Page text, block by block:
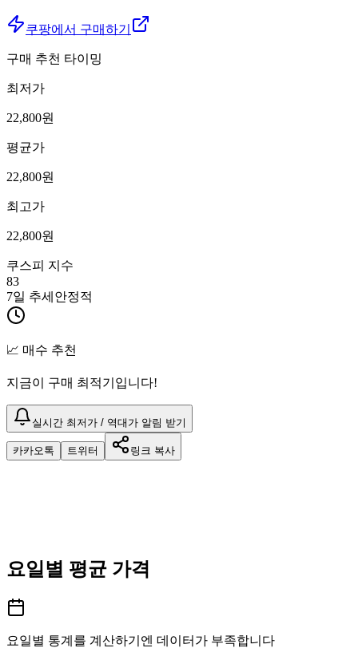
쿠팡에서 구매하기
구매 추천 타이밍
최저가
22,800원
평균가
22,800원
최고가
22,800원
쿠스피 지수
83
7일 추세 안정적
📈 매수 추천
지금이 구매 최적기입니다!
실시간 최저가 / 역대가 알림 받기
카카오톡 트위터 링크 복사
요일별 평균 가격
요일별 통계를 계산하기엔 데이터가 부족합니다